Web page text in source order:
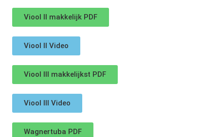
Viool II makkelijk PDF
Viool II Video
Viool III makkelijkst PDF
Viool III Video
Wagnertuba PDF